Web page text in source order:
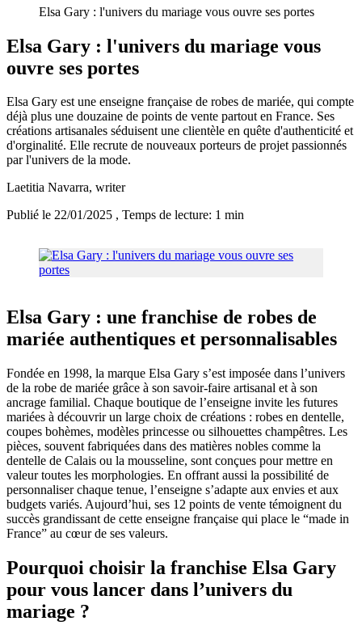
Elsa Gary : l'univers du mariage vous ouvre ses portes
Elsa Gary : l'univers du mariage vous
ouvre ses portes
Elsa Gary est une enseigne française de robes de mariée, qui compte
déjà plus une douzaine de points de vente partout en France. Ses
créations artisanales séduisent une clientèle en quête d'authenticité et
d'orginalité. Elle recrute de nouveaux porteurs de projet passionnés
par l'univers de la mode.
Laetitia Navarra, writer
Publié le 22/01/2025 , Temps de lecture: 1 min
Elsa Gary : une franchise de robes de
mariée authentiques et personnalisables
Fondée en 1998, la marque Elsa Gary s’est imposée dans l’univers
de la robe de mariée grâce à son savoir-faire artisanal et à son
ancrage familial. Chaque boutique de l’enseigne invite les futures
mariées à découvrir un large choix de créations : robes en dentelle,
coupes bohèmes, modèles princesse ou silhouettes champêtres. Les
pièces, souvent fabriquées dans des matières nobles comme la
dentelle de Calais ou la mousseline, sont conçues pour mettre en
valeur toutes les morphologies. En offrant aussi la possibilité de
personnaliser chaque tenue, l’enseigne s’adapte aux envies et aux
budgets variés. Aujourd’hui, ses 12 points de vente témoignent du
succès grandissant de cette enseigne française qui place le “made in
France” au cœur de ses valeurs.
Pourquoi choisir la franchise Elsa Gary
pour vous lancer dans l’univers du
mariage ?